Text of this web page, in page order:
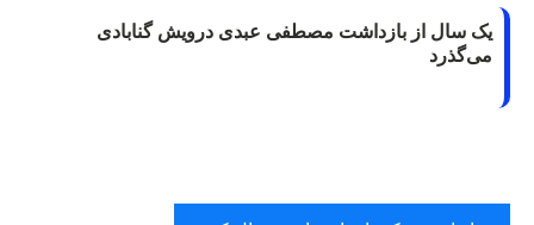
یک سال از بازداشت مصطفی عبدی درویش گنابادی
می‌گذرد